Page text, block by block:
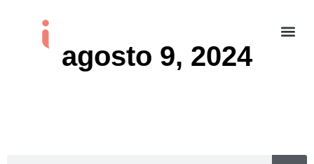
agosto 9, 2024